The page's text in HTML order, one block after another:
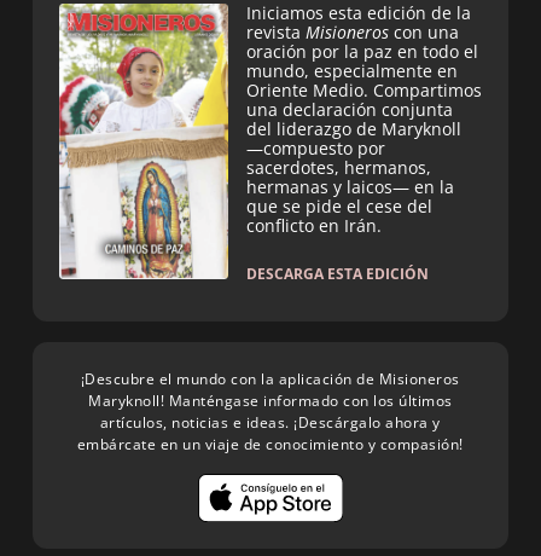
Iniciamos esta edición de la
revista Misioneros con una
oración por la paz en todo el
mundo, especialmente en
Oriente Medio. Compartimos
una declaración conjunta
del liderazgo de Maryknoll
—compuesto por
sacerdotes, hermanos,
hermanas y laicos— en la
que se pide el cese del
conflicto en Irán.
DESCARGA ESTA EDICIÓN
¡Descubre el mundo con la aplicación de Misioneros
Maryknoll! Manténgase informado con los últimos
artículos, noticias e ideas. ¡Descárgalo ahora y
embárcate en un viaje de conocimiento y compasión!